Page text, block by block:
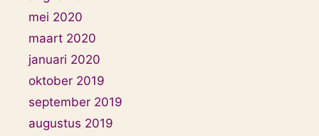
mei 2020
maart 2020
januari 2020
oktober 2019
september 2019
augustus 2019